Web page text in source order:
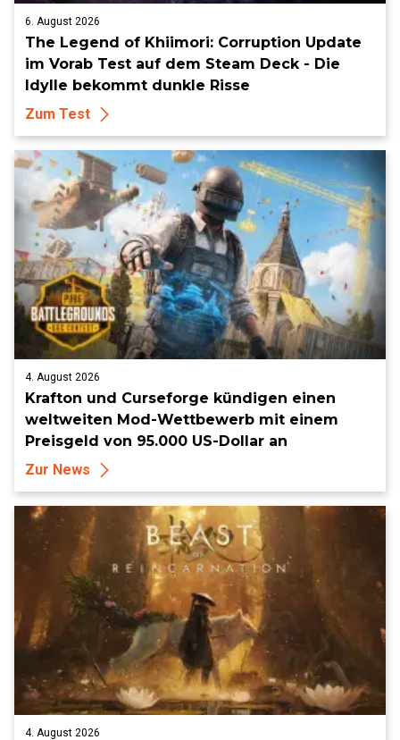
6. August 2026
The Legend of Khiimori: Corruption Update
im Vorab Test auf dem Steam Deck - Die
Idylle bekommt dunkle Risse
Zum Test
4. August 2026
Krafton und Curseforge kündigen einen
weltweiten Mod-Wettbewerb mit einem
Preisgeld von 95.000 US-Dollar an
Zur News
4. August 2026